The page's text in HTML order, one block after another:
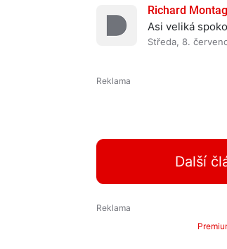
Richard Montag
Asi veliká
Středa, 8.
Další